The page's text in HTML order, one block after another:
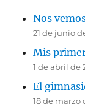
Nos
21 de junio
Mis
1 de abril de
El
18 de marzo